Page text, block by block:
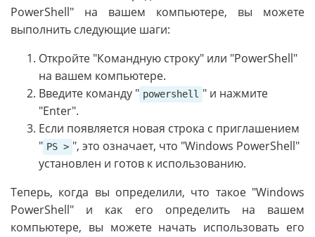
PowerShell" на вашем компьютере, вы можете
выполнить следующие шаги:
Откройте "Командную строку" или "PowerShell"
на вашем компьютере.
Введите команду " powershell " и нажмите
"Enter".
Если появляется новая строка с приглашением
" PS > ", это означает, что "Windows PowerShell"
установлен и готов к использованию.
Теперь, когда вы определили, что такое "Windows
PowerShell" и как его определить на вашем
компьютере, вы можете начать использовать его